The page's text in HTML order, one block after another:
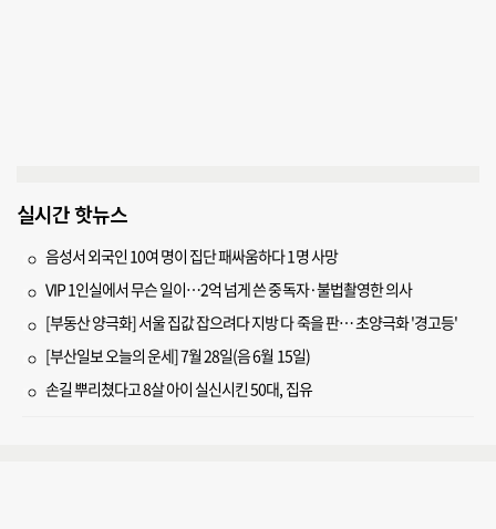
실시간 핫뉴스
음성서 외국인 10여 명이 집단 패싸움하다 1명 사망
VIP 1인실에서 무슨 일이…2억 넘게 쓴 중독자·불법촬영한 의사
[부동산 양극화] 서울 집값 잡으려다 지방 다 죽을 판… 초양극화 '경고등'
[부산일보 오늘의 운세] 7월 28일(음 6월 15일)
손길 뿌리쳤다고 8살 아이 실신시킨 50대, 집유